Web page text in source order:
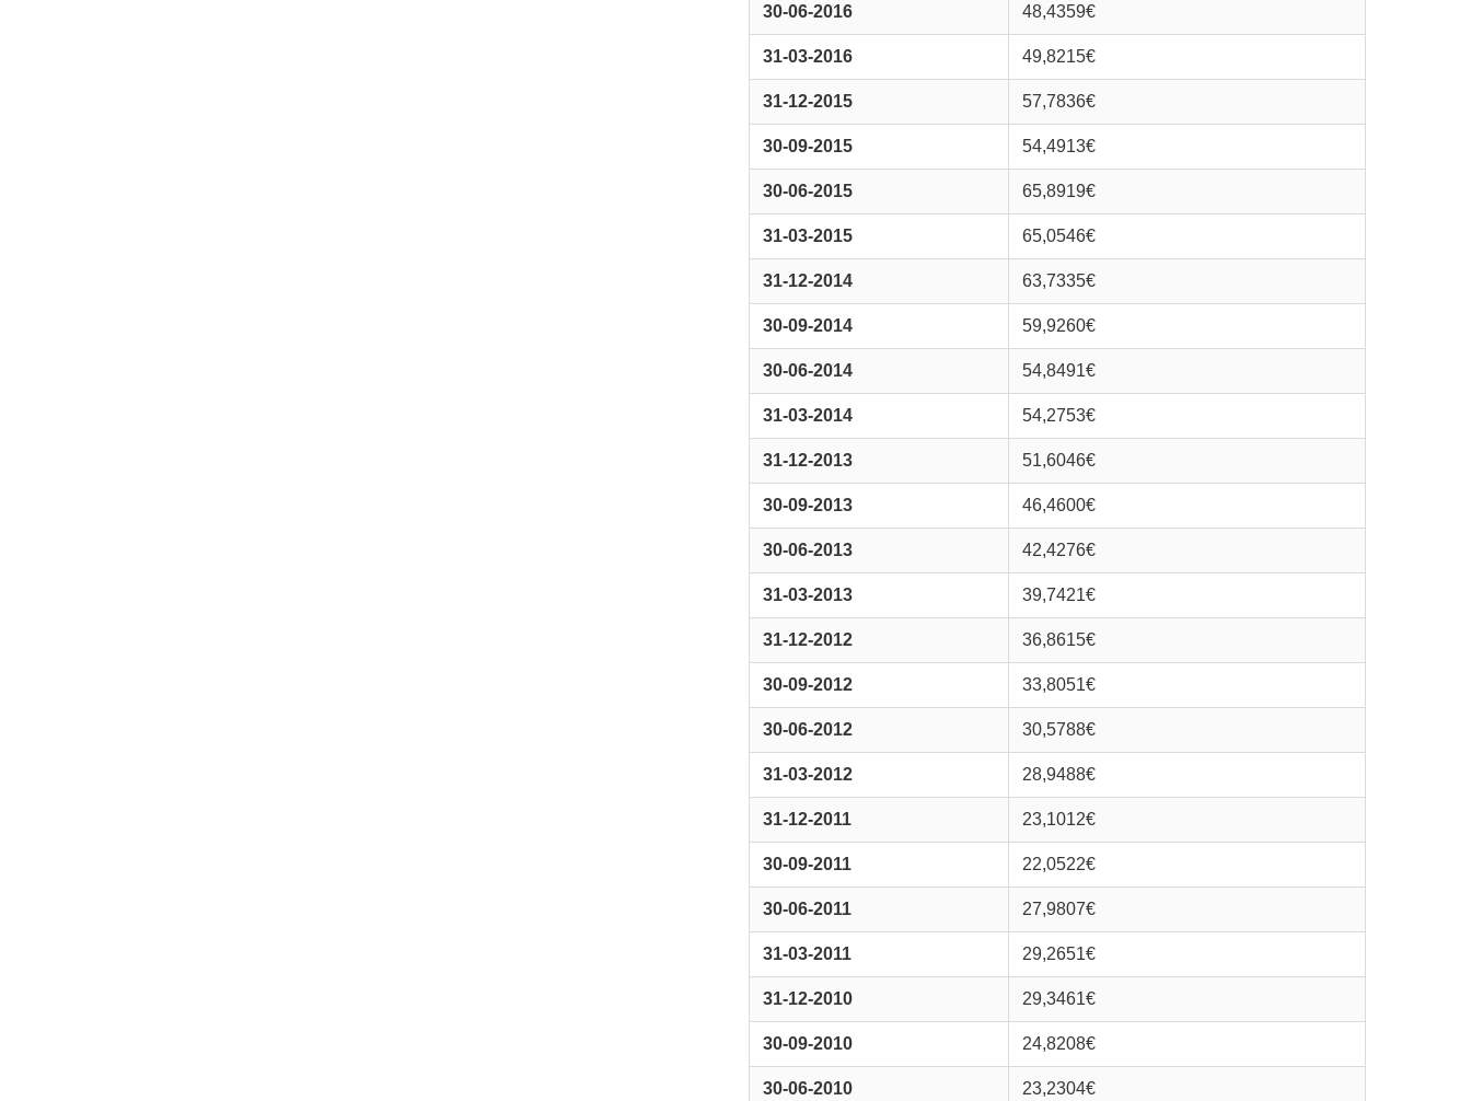
30-06-2016 48,4359€
31-03-2016 49,8215€
31-12-2015 57,7836€
30-09-2015 54,4913€
30-06-2015 65,8919€
31-03-2015 65,0546€
31-12-2014 63,7335€
30-09-2014 59,9260€
30-06-2014 54,8491€
31-03-2014 54,2753€
31-12-2013 51,6046€
30-09-2013 46,4600€
30-06-2013 42,4276€
31-03-2013 39,7421€
31-12-2012 36,8615€
30-09-2012 33,8051€
30-06-2012 30,5788€
31-03-2012 28,9488€
31-12-2011 23,1012€
30-09-2011 22,0522€
30-06-2011 27,9807€
31-03-2011 29,2651€
31-12-2010 29,3461€
30-09-2010 24,8208€
30-06-2010 23,2304€